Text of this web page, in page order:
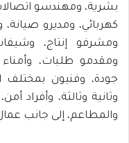
بشرية، ومهندسو
كهربائي، ومديرو
ومشرفو إنتاج،
ومقدمو طلبات،
جودة، وفنيون
وثانية وثالثة، وأفراد
والمطاعم، إلى جانب